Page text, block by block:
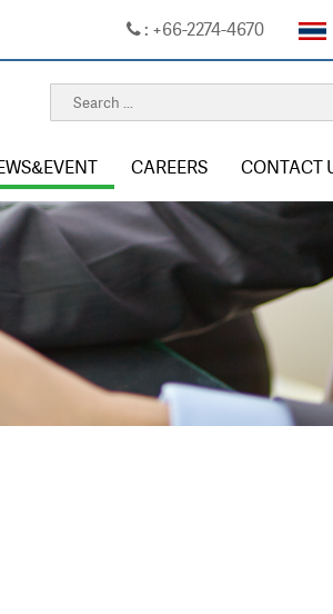
: +66-2274-4670
CAREERS CONTACT